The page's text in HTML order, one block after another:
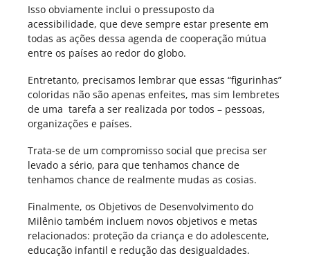
Isso obviamente inclui o pressuposto da
acessibilidade, que deve sempre estar presente em
todas as ações dessa agenda de cooperação mútua
entre os países ao redor do globo.
Entretanto, precisamos lembrar que essas “figurinhas”
coloridas não são apenas enfeites, mas sim lembretes
de uma tarefa a ser realizada por todos – pessoas,
organizações e países.
Trata-se de um compromisso social que precisa ser
levado a sério, para que tenhamos chance de
tenhamos chance de realmente mudas as cosias.
Finalmente, os Objetivos de Desenvolvimento do
Milênio também incluem novos objetivos e metas
relacionados: proteção da criança e do adolescente,
educação infantil e redução das desigualdades.